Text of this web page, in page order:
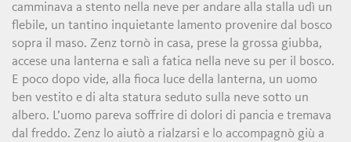
camminava a stento nella neve per andare alla stalla udì un
flebile, un tantino inquietante lamento provenire dal bosco
sopra il maso. Zenz tornò in casa, prese la grossa giubba,
accese una lanterna e salì a fatica nella neve su per il bosco.
E poco dopo vide, alla fioca luce della lanterna, un uomo
ben vestito e di alta statura seduto sulla neve sotto un
albero. L’uomo pareva soffrire di dolori di pancia e tremava
dal freddo. Zenz lo aiutò a rialzarsi e lo accompagnò giù a